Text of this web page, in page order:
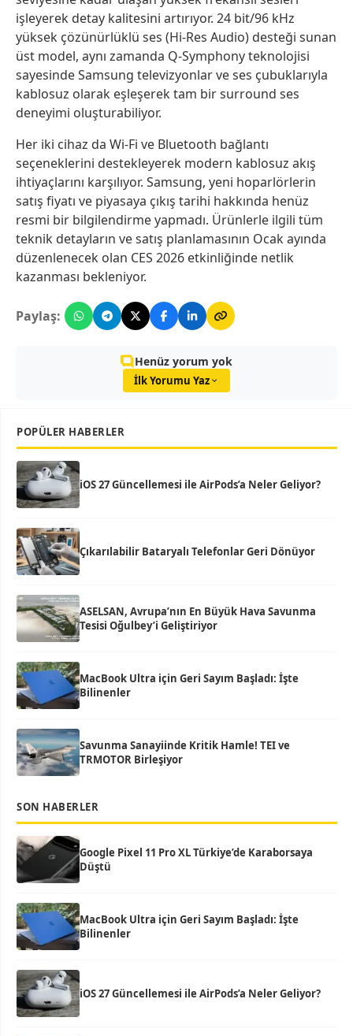
işleyerek detay kalitesini artırıyor. 24 bit/96 kHz
yüksek çözünürlüklü ses (Hi-Res Audio) desteği sunan
üst model, aynı zamanda Q-Symphony teknolojisi
sayesinde Samsung televizyonlar ve ses çubuklarıyla
kablosuz olarak eşleşerek tam bir surround ses
deneyimi oluşturabiliyor.
Her iki cihaz da Wi-Fi ve Bluetooth bağlantı
seçeneklerini destekleyerek modern kablosuz akış
ihtiyaçlarını karşılıyor. Samsung, yeni hoparlörlerin
satış fiyatı ve piyasaya çıkış tarihi hakkında henüz
resmi bir bilgilendirme yapmadı. Ürünlerle ilgili tüm
teknik detayların ve satış planlamasının Ocak ayında
düzenlenecek olan CES 2026 etkinliğinde netlik
kazanması bekleniyor.
Paylaş:
Henüz yorum yok
İlk Yorumu Yaz
POPÜLER HABERLER
iOS 27 Güncellemesi ile AirPods’a Neler Geliyor?
Çıkarılabilir Bataryalı Telefonlar Geri Dönüyor
ASELSAN, Avrupa’nın En Büyük Hava Savunma
Tesisi Oğulbey’i Geliştiriyor
MacBook Ultra için Geri Sayım Başladı: İşte
Bilinenler
Savunma Sanayiinde Kritik Hamle! TEI ve
TRMOTOR Birleşiyor
SON HABERLER
Google Pixel 11 Pro XL Türkiye’de Karaborsaya
Düştü
MacBook Ultra için Geri Sayım Başladı: İşte
Bilinenler
iOS 27 Güncellemesi ile AirPods’a Neler Geliyor?